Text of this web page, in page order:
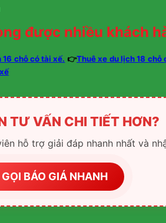
được nhiều khách
chỗ có tài xế. 👉Thuê xe du lịch 18 chỗ
TƯ VẤN CHI TIẾT HƠN?
hỗ trợ giải đáp nhanh nhất và
GỌI BÁO GIÁ NHANH